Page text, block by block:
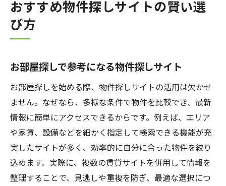
おすすめ物件探しサイトの賢い選
び方
お部屋探しで参考になる物件探しサイト
お部屋探しを始める際、物件探しサイトの活用は欠かせ
ません。なぜなら、多様な条件で物件を比較でき、最新
情報に簡単にアクセスできるからです。例えば、エリア
や家賃、設備などを細かく指定して検索できる機能が充
実したサイトが多く、効率的に自分に合った物件を絞り
込めます。実際に、複数の賃貸サイトを併用して情報を
整理することで、見逃しや重複を防ぎ、最適な選択につ